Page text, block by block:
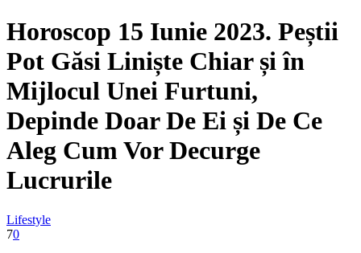
Horoscop 15 Iunie 2023. Peștii
Pot Găsi Liniște Chiar și în
Mijlocul Unei Furtuni,
Depinde Doar De Ei și De Ce
Aleg Cum Vor Decurge
Lucrurile
Lifestyle
70